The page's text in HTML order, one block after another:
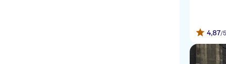
4,87/5